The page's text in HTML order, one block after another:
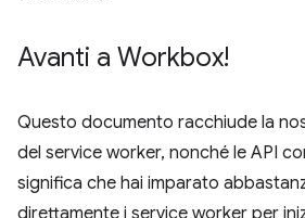
Avanti a Workbox!
Questo documento racchiude la
del service worker, nonché le API
significa che hai imparato